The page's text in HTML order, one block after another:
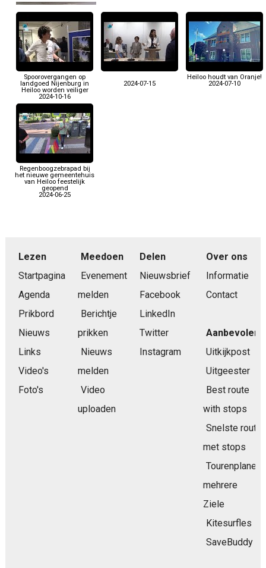
Spoorovergangen op
landgoed Nijenburg in
Heiloo worden veiliger
2024-10-16
2024-07-15
Heiloo houdt van Oranje!
2024-07-10
Regenboogzebrapad bij
het nieuwe gemeentehuis
van Heiloo feestelijk
geopend
2024-06-25
Lezen
Startpagina
Agenda
Prikbord
Nieuws
Links
Video's
Foto's
Meedoen
Evenement
melden
Berichtje
prikken
Nieuws
melden
Video
uploaden
Delen
Nieuwsbrief
Facebook
LinkedIn
Twitter
Instagram
Over ons
Informatie
Contact
Aanbevolen
Uitkijkpost
Uitgeester
Best route
with stops
Snelste route
met stops
Tourenplaner
mehrere
Ziele
Kitesurfles
SaveBuddy